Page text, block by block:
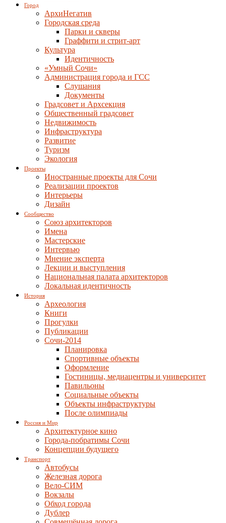
Город
АрхиНегатив
Городская среда
Парки и скверы
Граффити и стрит-арт
Культура
Идентичность
«Умный Сочи»
Администрация города и ГСС
Слушания
Документы
Градсовет и Архсекция
Общественный градсовет
Недвижимость
Инфраструктура
Развитие
Туризм
Экология
Проекты
Иностранные проекты для Сочи
Реализации проектов
Интерьеры
Дизайн
Сообщество
Союз архитекторов
Имена
Мастерские
Интервью
Мнение эксперта
Лекции и выступления
Национальная палата архитекторов
Локальная идентичность
История
Археология
Книги
Прогулки
Публикации
Сочи-2014
Планировка
Спортивные объекты
Оформление
Гостиницы, медиацентры и университет
Павильоны
Социальные объекты
Объекты инфраструктуры
После олимпиады
Россия и Мир
Архитектурное кино
Города-побратимы Сочи
Концепции будущего
Транспорт
Автобусы
Железная дорога
Вело-СИМ
Вокзалы
Обход города
Дублер